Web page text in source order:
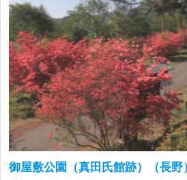
御屋敷公園（真田氏館跡）（長